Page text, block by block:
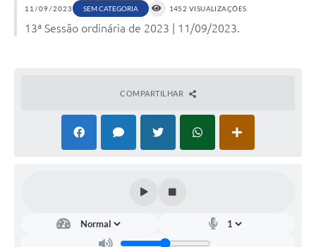
11/09/2023 SEM CATEGORIA 1452 VISUALIZAÇÕES
13ª Sessão ordinária de 2023 | 11/09/2023.
COMPARTILHAR